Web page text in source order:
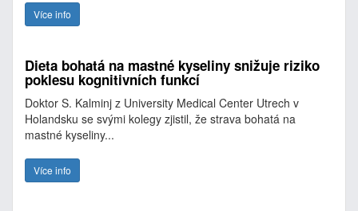
Více info
Dieta bohatá na mastné kyseliny snižuje riziko
poklesu kognitivních funkcí
Doktor S. Kalminj z University Medical Center Utrech v
Holandsku se svými kolegy zjistil, že strava bohatá na
mastné kyseliny...
Více info